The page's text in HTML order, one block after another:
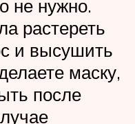
не нужно.
растереть
и высушить
маску,
после